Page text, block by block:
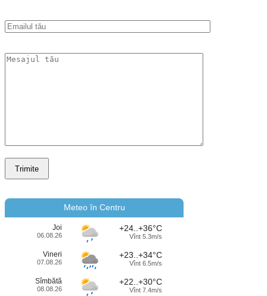
Meteo în Centru
Joi
06.08.26
+24..+36°C
Vînt 5.3m/s
Vineri
07.08.26
+23..+34°C
Vînt 6.5m/s
Sîmbătă
08.08.26
+22..+30°C
Vînt 7.4m/s